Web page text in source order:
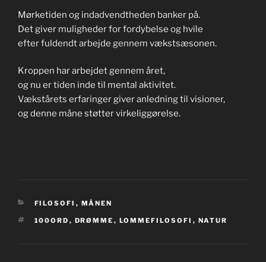
Mørketiden og indadvendtheden banker på.
Det giver muligheder for fordybelse og hvile
efter fuldendt arbejde gennem vækstsæsonen.
Kroppen har arbejdet gennem året,
og nu er tiden inde til mental aktivitet.
Vækstårets erfaringer giver anledning til visioner,
og denne måne støtter virkeliggørelse.
KATEGORIER
FILOSOFI , MÅNEN
TAGS
100ORD , DRØMME , LOMMEFILOSOFI , NATUR